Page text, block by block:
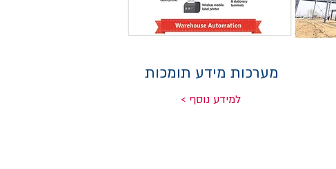
מערכות מידע תומכות
< למידע נוסף